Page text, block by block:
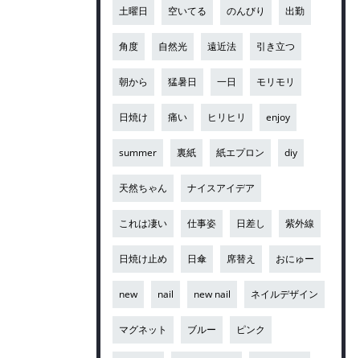
土曜日 空いてる のんびり 出勤
角度 自然光 遠近法 引き立つ
朝から 猛暑日 一日 モリモリ
日焼け 痛い ヒリヒリ enjoy
summer 裏紙 紙エプロン diy
天然ちゃん ナイスアイデア
これは凄い 仕事姿 日差し 紫外線
日焼け止め 日傘 席替え おにゅー
new nail new nail ネイルデザイン
マグネット ブルー ピンク